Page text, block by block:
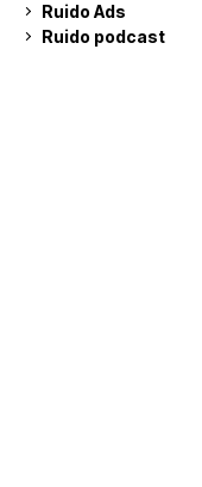
Ruido Ads
Ruido podcast